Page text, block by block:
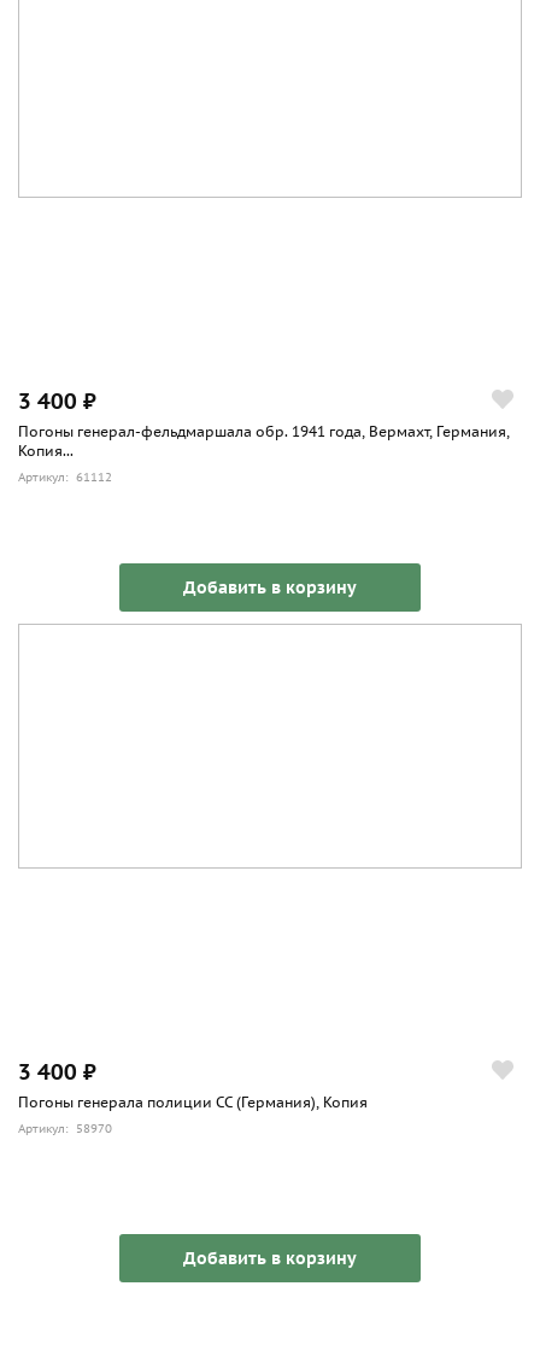
3 400 ₽
Погоны генерал-фельдмаршала обр. 1941 года, Вермахт, Германия,
Копия...
Артикул: 61112
Добавить в корзину
3 400 ₽
Погоны генерала полиции СС (Германия), Копия
Артикул: 58970
Добавить в корзину